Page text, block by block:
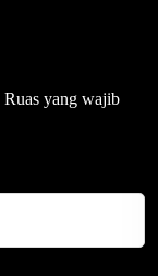
Ruas yang wajib